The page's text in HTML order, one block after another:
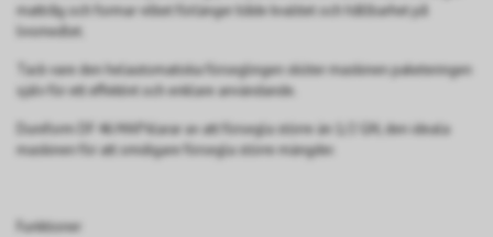
mattråg och formar vilket förlänger både kvalitet och hållbarhet på
livsmedlet.
Tack vare den helautomatiska förseglingen sköter maskinen paketeringen
själv för ett effektivt och enklare användande.
Duniform DF 46 MAP klarar av att försegla större än 1/2 GN, den ideala
maskinen för att smidigare försegla större mängder.
Funktioner